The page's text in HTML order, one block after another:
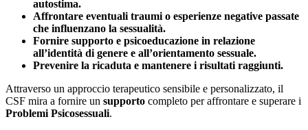
autostima.
Affrontare eventuali traumi o esperienze negative passate
che influenzano la sessualità.
Fornire supporto e psicoeducazione in relazione
all’identità di genere e all’orientamento sessuale.
Prevenire la ricaduta e mantenere i risultati raggiunti.
Attraverso un approccio terapeutico sensibile e personalizzato, il
CSF mira a fornire un supporto completo per affrontare e superare i
Problemi Psicosessuali.